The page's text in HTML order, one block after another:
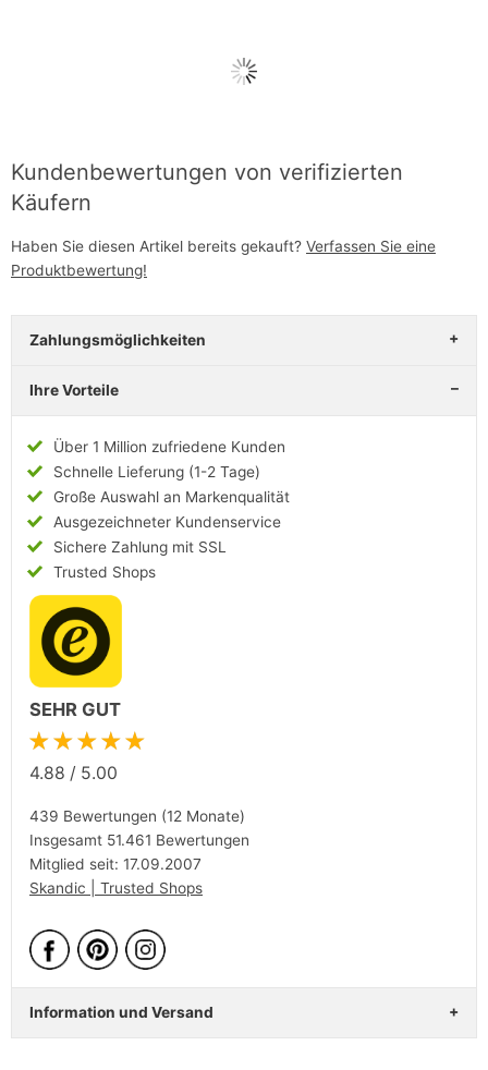
Kundenbewertungen von verifizierten
Käufern
Haben Sie diesen Artikel bereits gekauft? Verfassen Sie eine
Produktbewertung!
Zahlungsmöglichkeiten
Ihre Vorteile
Über 1 Million zufriedene Kunden
Schnelle Lieferung (1-2 Tage)
Große Auswahl an Markenqualität
Ausgezeichneter Kundenservice
Sichere Zahlung mit SSL
Trusted Shops
SEHR GUT
★★★★★
4.88 / 5.00
439 Bewertungen (12 Monate)
Insgesamt 51.461 Bewertungen
Mitglied seit: 17.09.2007
Skandic | Trusted Shops
Information und Versand